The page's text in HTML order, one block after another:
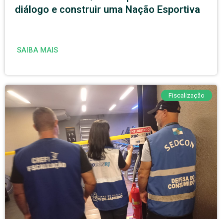
diálogo e construir uma Nação Esportiva
SAIBA MAIS
Fiscalização